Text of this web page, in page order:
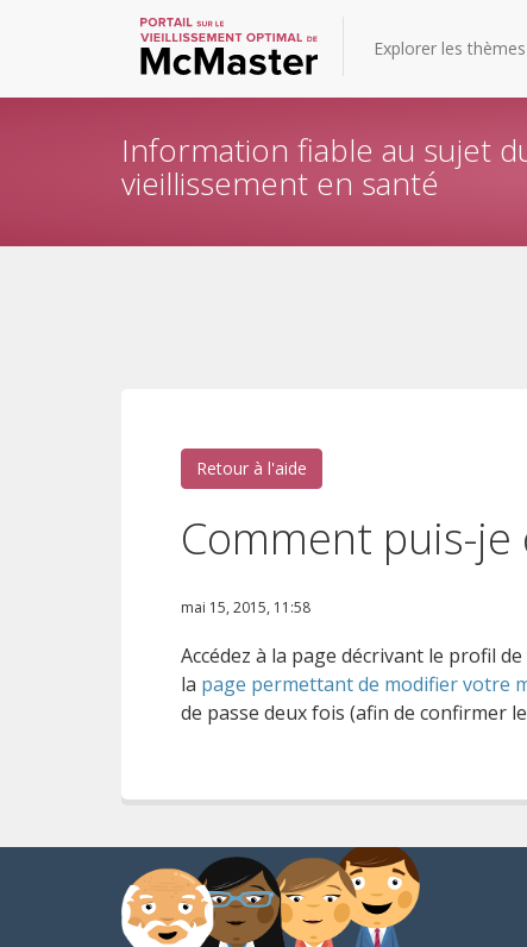
Information fiable au sujet
vieillissement en santé
Explorer les thèmes
Retour à l'aide
Comment puis-
mai 15, 2015, 11:58
Accédez à la page décrivant le profil
la page permettant de modifier votre
de passe deux fois (afin de confirmer